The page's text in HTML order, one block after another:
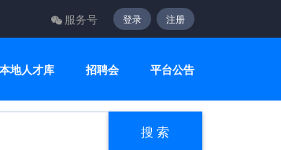
服务号 登录 注册
本地人才库 招聘会 平台公告
搜 索